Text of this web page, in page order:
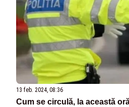
13 feb. 2024, 08:36
Cum se circulă, la această